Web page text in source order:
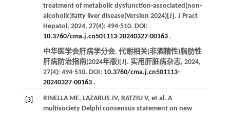
treatment of metabolic dysfunction-associated(non-
alcoholic)fatty liver disease(Version 2024)[J]. J Pract
Hepatol , 2024, 27(4): 494-510. DOI:
10.3760/cma.j.cn501113-20240327-00163.
中华医学会肝病学分会. 代谢相关(非酒精性)脂肪性
肝病防治指南(2024年版)[J]. 实用肝脏病杂志, 2024,
27(4): 494-510. DOI: 10.3760/cma.j.cn501113-
20240327-00163.
[3] RINELLA ME, LAZARUS JV, RATZIU V, et al . A
multisociety Delphi consensus statement on new